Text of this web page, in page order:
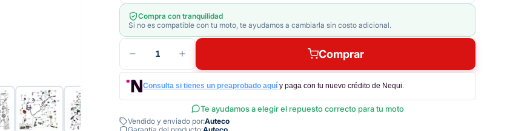
Compra con tranquilidad
Si no es compatible con tu moto, te ayudamos a cambiarla sin costo adicional.
1 Comprar
Consulta si tienes un preaprobado aquí y paga con tu nuevo crédito de Nequi.
Te ayudamos a elegir el repuesto correcto para tu moto
Vendido y enviado por:Auteco